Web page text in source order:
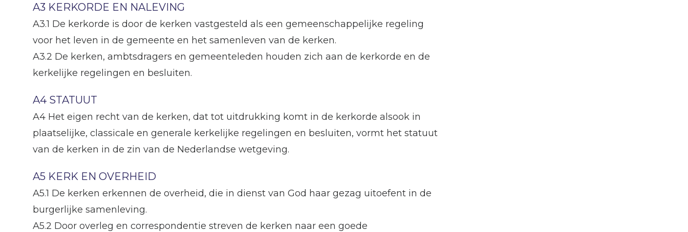
A3 KERKORDE EN NALEVING
A3.1 De kerkorde is door de kerken vastgesteld als een gemeenschappelijke regeling
voor het leven in de gemeente en het samenleven van de kerken.
A3.2 De kerken, ambtsdragers en gemeenteleden houden zich aan de kerkorde en de
kerkelijke regelingen en besluiten.
A4 STATUUT
A4 Het eigen recht van de kerken, dat tot uitdrukking komt in de kerkorde alsook in
plaatselijke, classicale en generale kerkelijke regelingen en besluiten, vormt het statuut
van de kerken in de zin van de Nederlandse wetgeving.
A5 KERK EN OVERHEID
A5.1 De kerken erkennen de overheid, die in dienst van God haar gezag uitoefent in de
burgerlijke samenleving.
A5.2 Door overleg en correspondentie streven de kerken naar een goede